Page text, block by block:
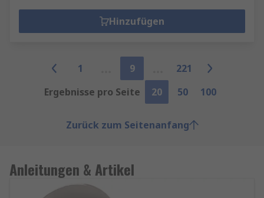
Hinzufügen
1 9
221
Ergebnisse pro Seite
20 50 100
Zurück zum Seitenanfang
Anleitungen & Artikel